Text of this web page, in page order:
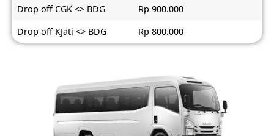
Drop off CGK <> BDG
Rp 900.000
Drop off KJati <> BDG
Rp 800.000